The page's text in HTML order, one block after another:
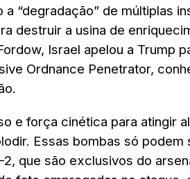
“degradação” de múltiplas
destruir a usina de
Israel apelou a Trump
Ordnance Penetrator,
e força cinética para atingir
Essas bombas só
que são exclusivos do